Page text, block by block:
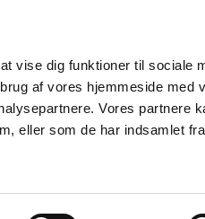
vise dig funktioner til sociale
af vores hjemmeside med
Vores partnere
eller som de har indsamlet
Om os Kontakt
Apoteker og salg af